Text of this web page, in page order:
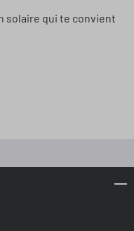
solaire qui te convient